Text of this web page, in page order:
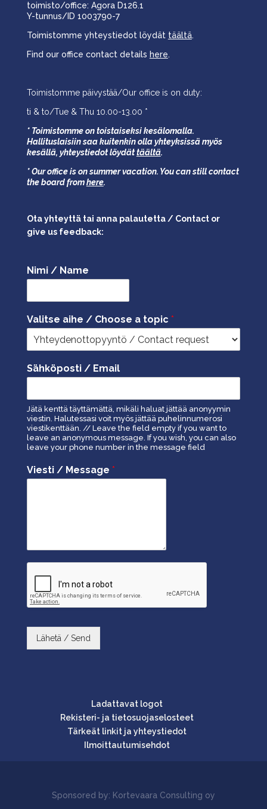
toimisto/office: Agora D126.1
Y-tunnus/ID 1003790-7
Toimistomme yhteystiedot löydät täältä.
Find our office contact details here.
Toimistomme päivystää/Our office is on duty:
ti & to/Tue & Thu 10.00-13.00 *
* Toimistomme on toistaiseksi kesälomalla.
Hallituslaisiin saa kuitenkin olla yhteyksissä myös
kesällä, yhteystiedot löydättäältä.
* Our office is on summer vacation. You can still contact
the board fromhere.
Ota yhteyttä tai anna palautetta / Contact or
give us feedback:
Nimi / Name
Valitse aihe / Choose a topic *
Sähköposti / Email
Jätä kenttä täyttämättä, mikäli haluat jättää anonyymin
viestin. Halutessasi voit myös jättää puhelinnumerosi
viestikenttään. // Leave the field empty if you want to
leave an anonymous message. If you wish, you can also
leave your phone number in the message field
Viesti / Message *
Lähetä / Send
Ladattavat logot
Rekisteri- ja tietosuojaselosteet
Tärkeät linkit ja yhteystiedot
Ilmoittautumisehdot
Sponsored by: Kortevaara Consulting oy